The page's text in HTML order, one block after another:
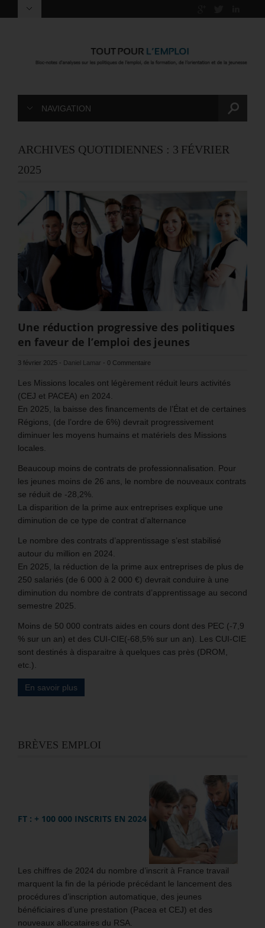
NAVIGATION
ARCHIVES QUOTIDIENNES : 3 FÉVRIER
2025
Une réduction progressive des politiques
en faveur de l’emploi des jeunes
3 février 2025 - Daniel Lamar - 0 Commentaire
Les Missions locales ont légèrement réduit leurs activités
(CEJ et PACEA) en 2024.
En 2025, la baisse des financements de l’État et de certaines
Régions, (de l’ordre de 6%) devrait progressivement
diminuer les moyens humains et matériels des Missions
locales.
Beaucoup moins de contrats de professionnalisation. Pour
les jeunes moins de 26 ans, le nombre de nouveaux contrats
se réduit de -28,2%.
La disparition de la prime aux entreprises explique une
diminution de ce type de contrat d’alternance
Le nombre des contrats d’apprentissage s’est stabilisé
autour du million en 2024.
En 2025, la réduction de la prime aux entreprises de plus de
250 salariés (de 6 000 à 2 000 €) devrait conduire à une
diminution du nombre de contrats d’apprentissage au second
semestre 2025.
Moins de 50 000 contrats aides en cours dont des PEC (-7,9
% sur un an) et des CUI-CIE(-68,5% sur un an). Les CUI-CIE
sont destinés à disparaitre à quelques cas près (DROM,
etc.).
En savoir plus
BRÈVES EMPLOI
FT : + 100 000 INSCRITS EN 2024
Les chiffres de 2024 du nombre d’inscrit à France travail
marquent la fin de la période précédant le lancement des
procédures d’inscription automatique, des jeunes
bénéficiaires d’une prestation (Pacea et CEJ) et des
nouveaux allocataires du RSA.